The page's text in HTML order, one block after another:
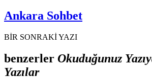
Ankara Sohbet
BİR SONRAKİ YAZI
benzerler Okuduğunuz
Yazılar